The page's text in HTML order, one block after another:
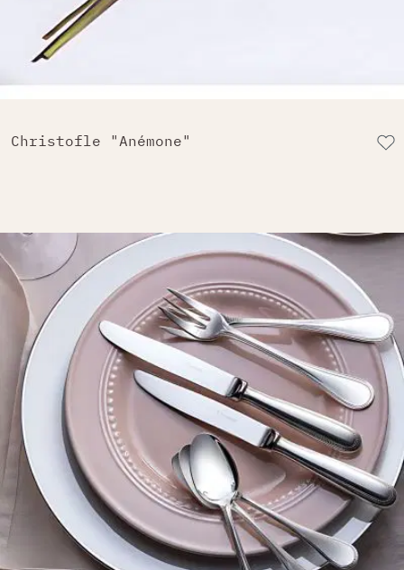
Christofle "Anémone"